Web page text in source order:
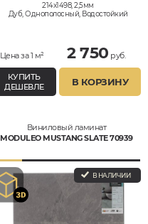
214x1498, 2,5мм
Дуб, Однополосный, Водостойкий
Цена за 1 м² 2 750 руб.
КУПИТЬ
ДЕШЕВЛЕ
В КОРЗИНУ
Виниловый ламинат
MODULEO MUSTANG SLATE 70939
В НАЛИЧИИ